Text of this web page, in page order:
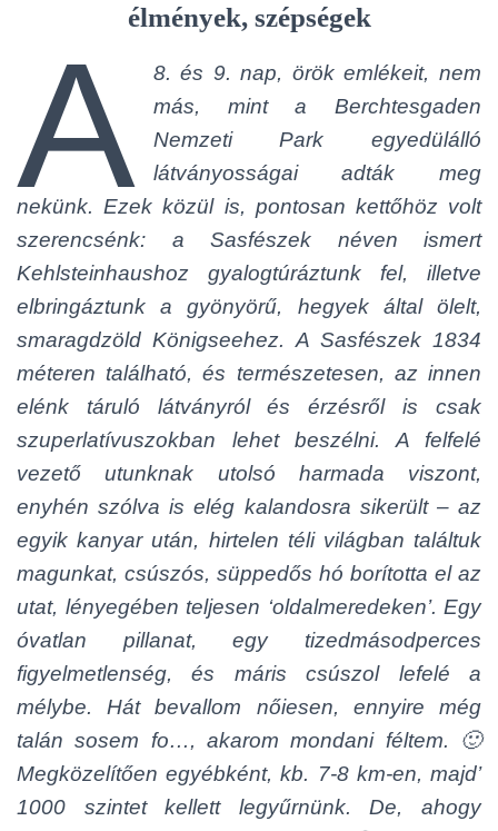
élmények, szépségek
A
8. és 9. nap, örök emlékeit, nem
más, mint a Berchtesgaden
Nemzeti Park egyedülálló
látványosságai adták meg
nekünk. Ezek közül is, pontosan kettőhöz volt
szerencsénk: a Sasfészek néven ismert
Kehlsteinhaushoz gyalogtúráztunk fel, illetve
elbringáztunk a gyönyörű, hegyek által ölelt,
smaragdzöld Königseehez. A Sasfészek 1834
méteren található, és természetesen, az innen
elénk táruló látványról és érzésről is csak
szuperlatívuszokban lehet beszélni. A felfelé
vezető utunknak utolsó harmada viszont,
enyhén szólva is elég kalandosra sikerült – az
egyik kanyar után, hirtelen téli világban találtuk
magunkat, csúszós, süppedős hó borította el az
utat, lényegében teljesen ‘oldalmeredeken’. Egy
óvatlan pillanat, egy tizedmásodperces
figyelmetlenség, és máris csúszol lefelé a
mélybe. Hát bevallom nőiesen, ennyire még
talán sosem fo…, akarom mondani féltem. 🙂
Megközelítően egyébként, kb. 7-8 km-en, majd’
1000 szintet kellett legyűrnünk. De, ahogy